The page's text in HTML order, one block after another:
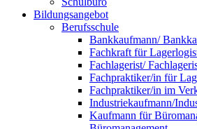
Bildungsangebot
Berufsschule
Bankkaufmann/
Fachkraft für
Fachlagerist/
Fachpraktiker/in für
Fachpraktiker/in im
Industriekaufmann/
Kaufmann für